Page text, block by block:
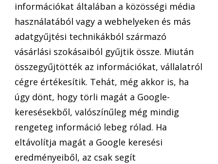
információkat általában a közösségi média
használatából vagy a webhelyeken és más
adatgyűjtési technikákból származó
vásárlási szokásaiból gyűjtik össze. Miután
összegyűjtötték az információkat, vállalatról
cégre értékesítik. Tehát, még akkor is, ha
úgy dönt, hogy törli magát a Google-
keresésekből, valószínűleg még mindig
rengeteg információ lebeg rólad. Ha
eltávolítja magát a Google keresési
eredményeiből, az csak segít